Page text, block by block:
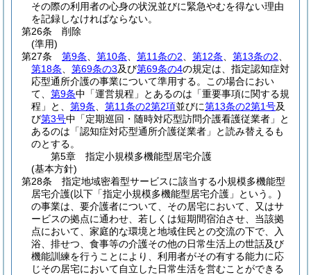
その際の利用者の心身の状況並びに緊急やむを得ない理由
を記録しなければならない。
第26条
削除
(準用)
第27条
第9条 第10条 第11条の2 第12条 第13条の2
第18条
第69条の3及び第69条の4の規定は、指定認知症対
応型通所介護の事業について準用する。
この場合におい
て、 第9条中「運営規程」とあるのは「重要事項に関する規
程」と、 第9条 第11条の2第2項並びに第13条の2第1号及
び第3号中「定期巡回・随時対応型訪問介護看護従業者」と
あるのは「認知症対応型通所介護従業者」と読み替えるも
のとする。
第5章
指定小規模多機能型居宅介護
(基本方針)
第28条
指定地域密着型サービスに該当する小規模多機能型
居宅介護(以下「指定小規模多機能型居宅介護」という。)
の事業は、要介護者について、その居宅において、又はサ
ービスの拠点に通わせ、若しくは短期間宿泊させ、当該拠
点において、家庭的な環境と地域住民との交流の下で、入
浴、排せつ、食事等の介護その他の日常生活上の世話及び
機能訓練を行うことにより、利用者がその有する能力に応
じその居宅において自立した日常生活を営むことができる